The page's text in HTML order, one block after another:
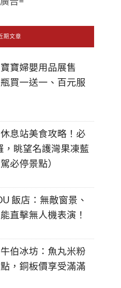
期文章
寶婦嬰用品展售
買一送一、百元服
息站美食攻略！必
眺望名護灣果凍藍
必停景點）
飯店：無敵窗景、
直擊無人機表演！
伯冰坊：魚丸米粉
，銅板價享受滿滿